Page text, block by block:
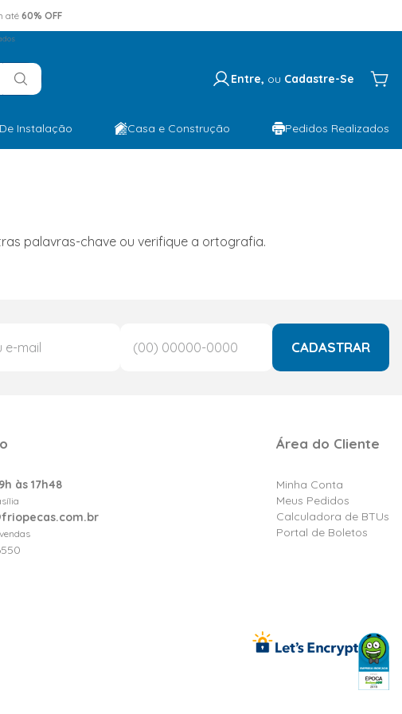
até 60% OFF
Entre, ou Cadastre-Se
Instalação Casa e Construção Pedidos Realizados
palavras-chave ou verifique a ortografia.
CADASTRAR
às 17h48
Área do Cliente
Minha Conta
Meus Pedidos
Calculadora de BTUs
Portal de Boletos